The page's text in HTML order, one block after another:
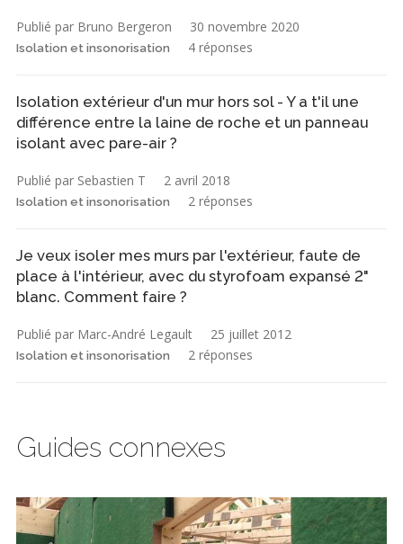
Publié par Bruno Bergeron 30 novembre 2020
Isolation et insonorisation 4 réponses
Isolation extérieur d'un mur hors sol - Y a t'il une
différence entre la laine de roche et un panneau
isolant avec pare-air ?
Publié par Sebastien T 2 avril 2018
Isolation et insonorisation 2 réponses
Je veux isoler mes murs par l'extérieur, faute de
place à l'intérieur, avec du styrofoam expansé 2"
blanc. Comment faire ?
Publié par Marc-André Legault 25 juillet 2012
Isolation et insonorisation 2 réponses
Guides connexes